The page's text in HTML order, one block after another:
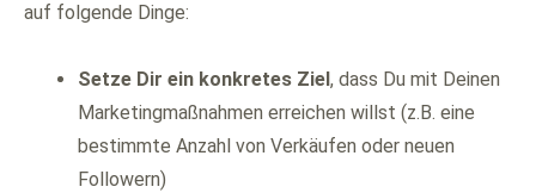
auf folgende Dinge:
Setze Dir ein konkretes Ziel, dass Du mit Deinen
Marketingmaßnahmen erreichen willst (z.B. eine
bestimmte Anzahl von Verkäufen oder neuen
Followern)